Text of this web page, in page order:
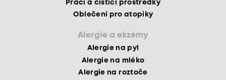
Prací a čisticí prostředky
Oblečení pro atopiky
Alergie a ekzémy
Alergie na pyl
Alergie na mléko
Alergie na roztoče